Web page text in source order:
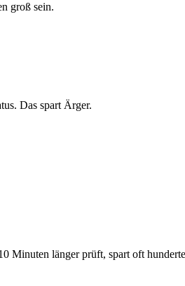
groß sein.
Das spart Ärger.
Minuten länger prüft, spart oft